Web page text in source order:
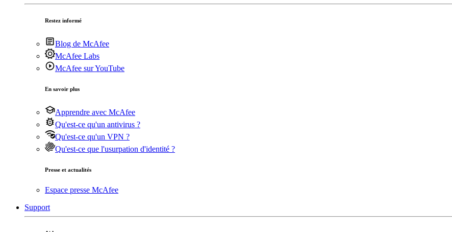
Restez informé
Blog de McAfee
McAfee Labs
McAfee sur YouTube
En savoir plus
Apprendre avec McAfee
Qu'est-ce qu'un antivirus ?
Qu'est-ce qu'un VPN ?
Qu'est-ce que l'usurpation d'identité ?
Presse et actualités
Espace presse McAfee
Support